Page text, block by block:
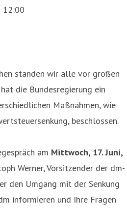
12:00
standen wir alle vor großen
die Bundesregierung ein
Maßnahmen, wie
beschlossen.
am Mittwoch, 17. Juni,
Werner, Vorsitzender der dm-
den Umgang mit der Senkung
informieren und Ihre Fragen